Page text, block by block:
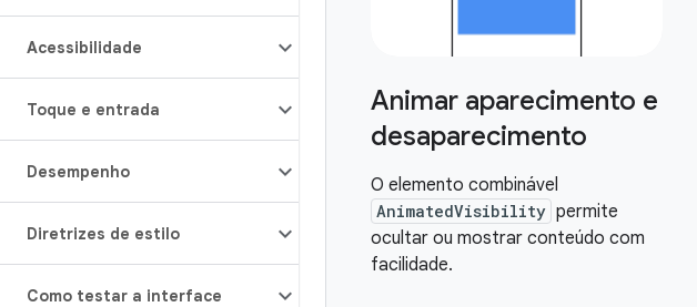
Acessibilidade
Toque e entrada
Desempenho
Diretrizes de estilo
Como testar a interface
Animar aparecimento e
desaparecimento
O elemento combinável
AnimatedVisibility permite
ocultar ou mostrar conteúdo com
facilidade.